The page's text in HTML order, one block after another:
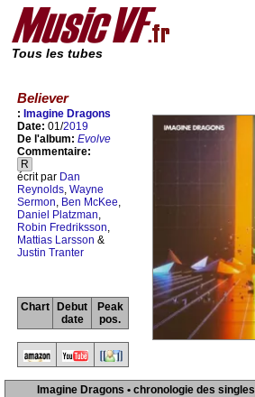
Tous les tubes
Believer
: Imagine Dragons
Date: 01/2019
De l'album: Evolve
Commentaire:
R
écrit par Dan
Reynolds, Wayne
Sermon, Ben McKee,
Daniel Platzman,
Robin Fredriksson,
Mattias Larsson &
Justin Tranter
Chart
Debut
date
Peak
pos.
Imagine Dragons • chronologie des singles